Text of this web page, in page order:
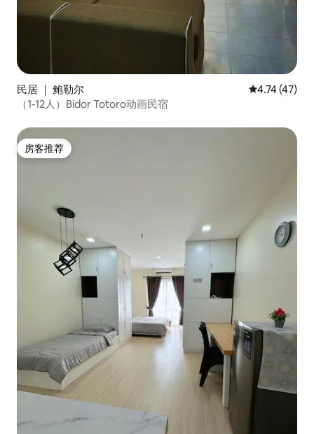
民居 ｜ 鲍勒尔 平均评分
4.74 (47)
（1-12人）Bidor Totoro动画民宿
房客推荐
房客推荐